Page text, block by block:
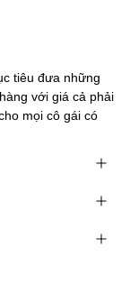
tiêu đưa những
với giá cả phải
mọi cô gái có